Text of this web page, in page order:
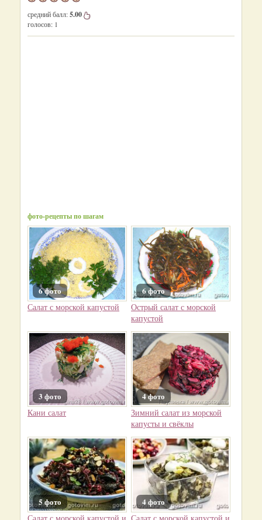
средний балл:5.00
голосов: 1
фото-рецепты по шагам
6 фото
Салат с морской капустой
6 фото
Острый салат с морской
капустой
3 фото
Кани салат
4 фото
Зимний салат из морской
капусты и свёклы
5 фото 4 фото